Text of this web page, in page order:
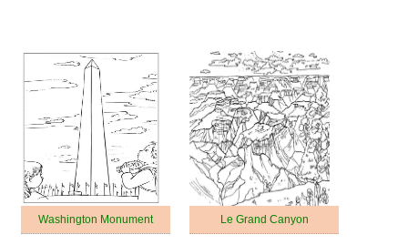
Washington Monument Le Grand Canyon